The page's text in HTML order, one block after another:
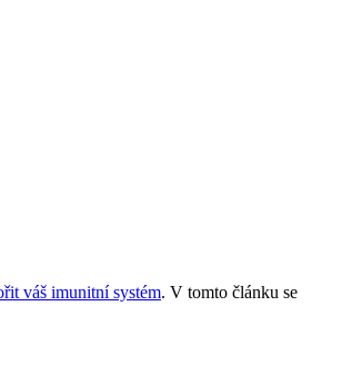
váš imunitní systém. V tomto článku se